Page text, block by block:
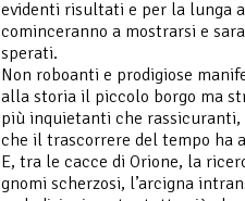
evidenti risultati e per la lunga
cominceranno a mostrarsi e
sperati.
Non roboanti e prodigiose
alla storia il piccolo borgo ma
più inquietanti che
che il trascorrere del tempo ha
E, tra le cacce di Orione, la
gnomi scherzosi, l’arcigna